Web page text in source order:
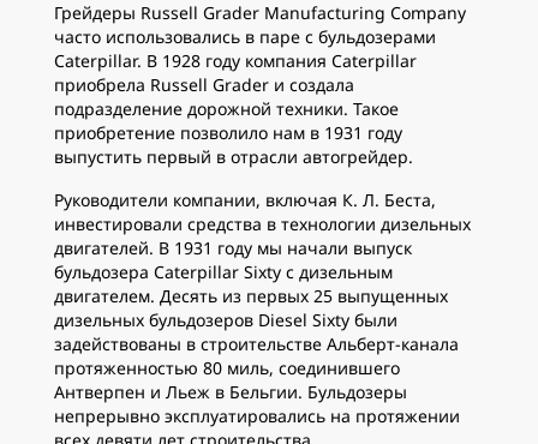
Грейдеры Russell Grader Manufacturing Company
часто использовались в паре с бульдозерами
Caterpillar. В 1928 году компания Caterpillar
приобрела Russell Grader и создала
подразделение дорожной техники. Такое
приобретение позволило нам в 1931 году
выпустить первый в отрасли автогрейдер.
Руководители компании, включая К. Л. Беста,
инвестировали средства в технологии дизельных
двигателей. В 1931 году мы начали выпуск
бульдозера Caterpillar Sixty с дизельным
двигателем. Десять из первых 25 выпущенных
дизельных бульдозеров Diesel Sixty были
задействованы в строительстве Альберт-канала
протяженностью 80 миль, соединившего
Антверпен и Льеж в Бельгии. Бульдозеры
непрерывно эксплуатировались на протяжении